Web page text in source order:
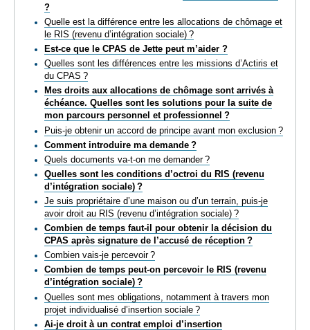
CULTURE ET JEUNESSE
?
Quelle est la différence entre les allocations de chômage et
le RIS (revenu d’intégration sociale) ?
Est-ce que le CPAS de Jette peut m’aider ?
Quelles sont les différences entre les missions d’Actiris et
du CPAS ?
Mes droits aux allocations de chômage sont arrivés à
échéance. Quelles sont les solutions pour la suite de
mon parcours personnel et professionnel ?
Puis-je obtenir un accord de principe avant mon exclusion ?
Comment introduire ma demande ?
Quels documents va-t-on me demander ?
Quelles sont les conditions d’octroi du RIS (revenu
d’intégration sociale) ?
Je suis propriétaire d’une maison ou d’un terrain, puis-je
avoir droit au RIS (revenu d’intégration sociale) ?
Combien de temps faut-il pour obtenir la décision du
CPAS après signature de l’accusé de réception ?
Combien vais-je percevoir ?
Combien de temps peut-on percevoir le RIS (revenu
d’intégration sociale) ?
Quelles sont mes obligations, notamment à travers mon
projet individualisé d’insertion sociale ?
Ai-je droit à un contrat emploi d’insertion